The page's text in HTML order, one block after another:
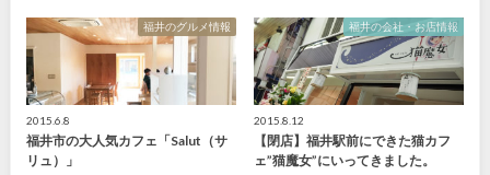
福井のグルメ情報
2015.6.8
福井市の大人気カフェ「Salut（サ
リュ）」
福井の会社・お店情報
2015.8.12
【閉店】福井駅前にできた猫カフ
ェ”猫魔女”にいってきました。